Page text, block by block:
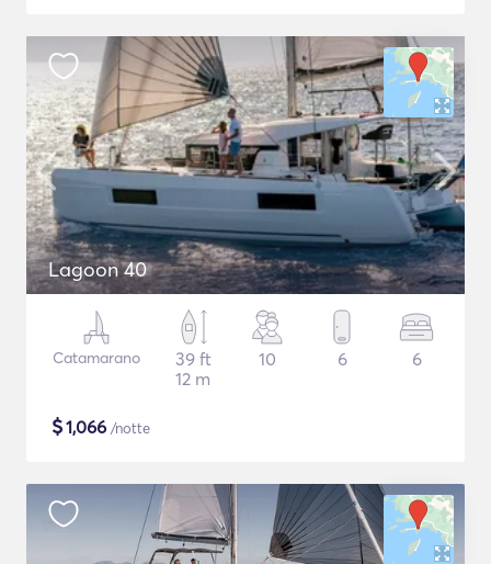
Lagoon 40
Catamarano
39 ft
12 m
10 6 6
$1,066 /notte